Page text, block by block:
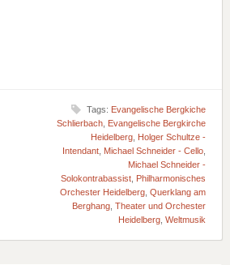
Tags: Evangelische Bergkiche
Schlierbach Evangelische Bergkirche
Heidelberg Holger Schultze -
Intendant Michael Schneider - Cello
Michael Schneider -
Solokontrabassist Philharmonisches
Orchester Heidelberg Querklang am
Berghang Theater und Orchester
Heidelberg Weltmusik